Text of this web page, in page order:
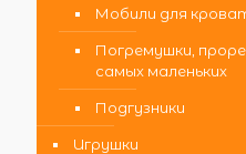
Мобили для
Погремушки,
самых маленьких
Подгузники
Игрушки